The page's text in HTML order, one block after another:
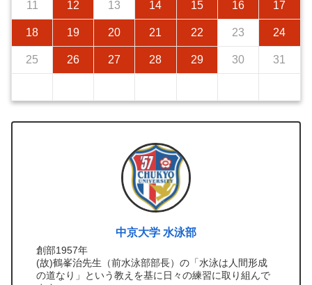
11 12 13 14 15 16 17
18 19 20 21 22 23 24
25 26 27 28 29 30 31
中京大学 水泳部
創部1957年
(故)鶴峯治先生（前水泳部部長）の「水泳は人間形成
の道なり」という教えを基に日々の練習に取り組んで